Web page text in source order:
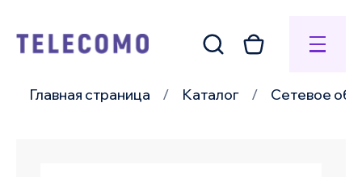
Главная страница Каталог Сетевое